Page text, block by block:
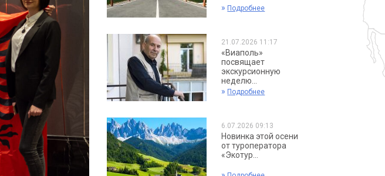
» Подробнее
21.07.2026 11:17
«Виаполь»
посвящает
экскурсионную
неделю...
» Подробнее
6.07.2026 09:13
Новинка этой осени
от туроператора
«Экотур...